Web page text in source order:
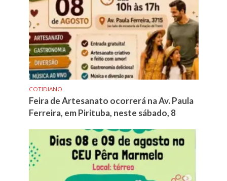
COTIDIANO
Feira de Artesanato ocorrerá na Av. Paula
Ferreira, em Pirituba, neste sábado, 8